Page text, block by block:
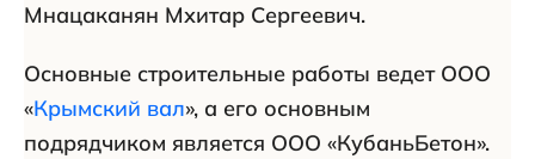
Мнацаканян Мхитар Сергеевич.
Основные строительные работы ведет ООО
«Крымский вал», а его основным
подрядчиком является ООО «КубаньБетон».